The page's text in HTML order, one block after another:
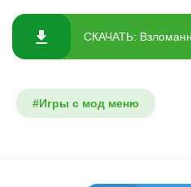
СКАЧАТЬ:
#Игры с мод меню